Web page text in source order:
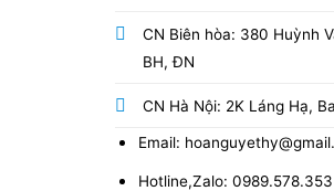
CN Biên hòa: 380 Huỳnh
BH, ĐN
CN Hà Nội: 2K Láng Hạ,
Email:
Hotline,Zalo: